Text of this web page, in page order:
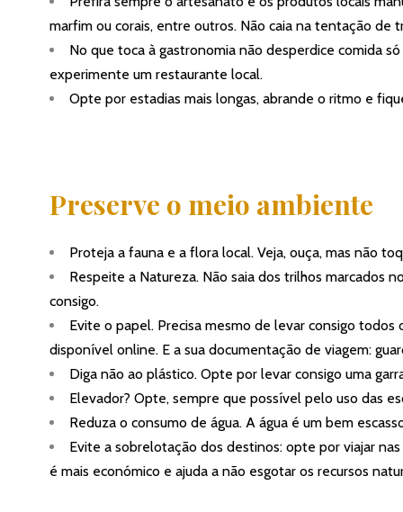
marfim ou corais, entre outros. Não caia na tentação de
No que toca à gastronomia não desperdice comida
experimente um restaurante local.
Opte por estadias mais longas, abrande o ritmo e
Preserve o meio ambiente
Proteja a fauna e a flora local. Veja, ouça, mas não
Respeite a Natureza. Não saia dos trilhos marcados
consigo.
Evite o papel. Precisa mesmo de levar consigo
disponível online. E a sua documentação de viagem:
Diga não ao plástico. Opte por levar consigo uma
Elevador? Opte, sempre que possível pelo uso das
Reduza o consumo de água. A água é um bem
Evite a sobrelotação dos destinos: opte por viajar
é mais económico e ajuda a não esgotar os recursos